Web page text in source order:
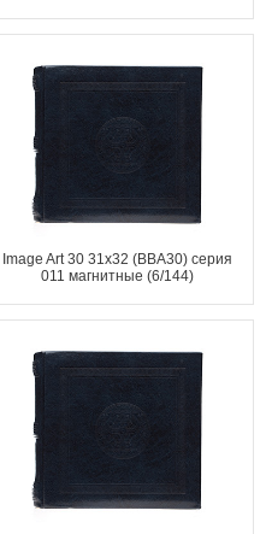
Image Art 30 31x32 (ВВА30) серия
011 магнитные (6/144)